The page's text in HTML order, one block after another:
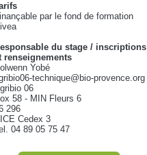
par le fond de formation
du stage / inscriptions
renseignements
Yobé
technique@bio-provence.org
06
58 - MIN Fleurs 6
296
Cedex 3
04 89 05 75 47